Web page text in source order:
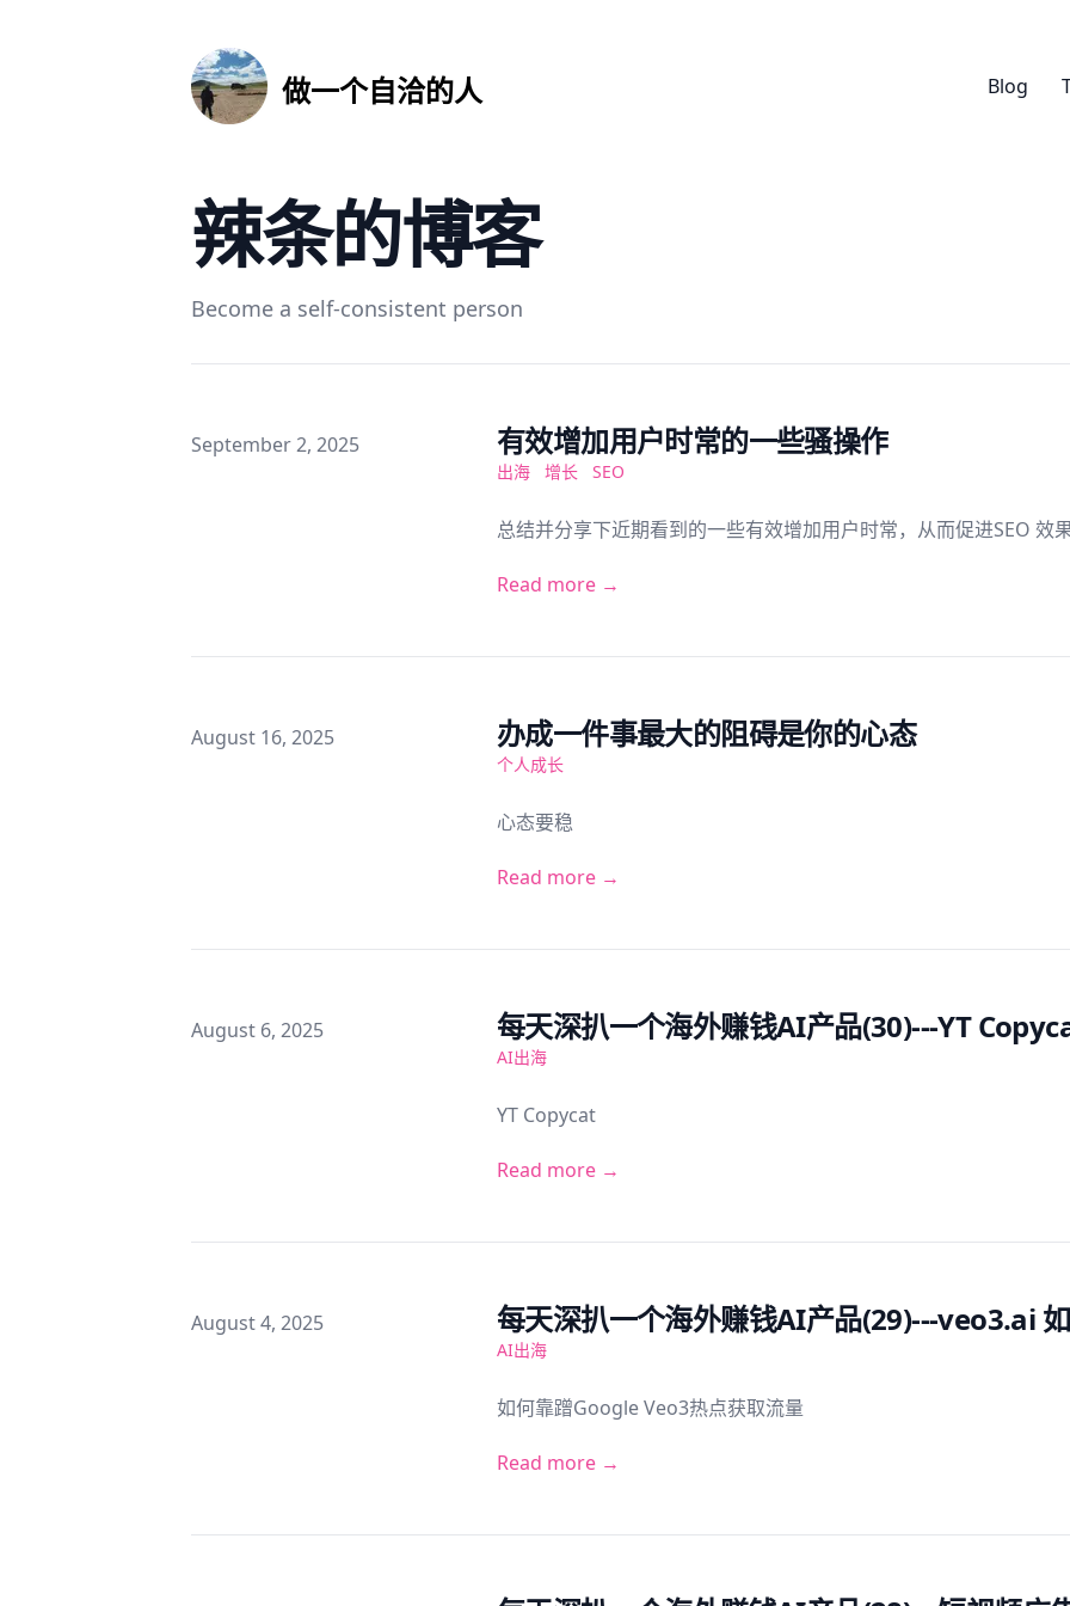
做一个自洽的人 Blog
辣条的博客
Become a self-consistent person
Published on
September 2, 2025 有效增加用户时常的一些骚操作
出海 增长 SEO
总结并分享下近期看到的一些有效增加用户时常，从而促进SEO 效
Read more →
Published on
August 16, 2025 办成一件事最大的阻碍是你的心态
个人成长
心态要稳
Read more →
Published on
August 6, 2025 每天深扒一个海外赚钱AI产品(30)---YT
AI出海
YT Copycat
Read more →
Published on
August 4, 2025 每天深扒一个海外赚钱AI产品(29)---veo3.ai
AI出海
如何靠蹭Google Veo3热点获取流量
Read more →